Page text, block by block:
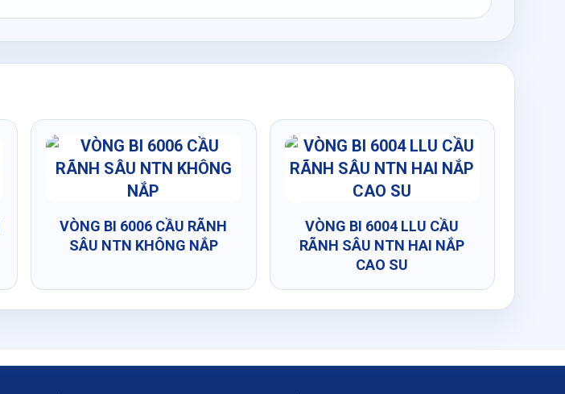
VÒNG BI 6006 CẦU RÃNH
SÂU NTN KHÔNG NẮP
VÒNG BI 6004 LLU CẦU
RÃNH SÂU NTN HAI NẮP
CAO SU